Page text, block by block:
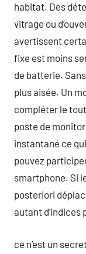
habitat. Des
vitrage ou
avertissent
fixe est moins
de batterie.
plus aisée. Un
compléter le
poste de
instantané ce
pouvez
smartphone. Si
posteriori
autant d’indices
ce n’est un